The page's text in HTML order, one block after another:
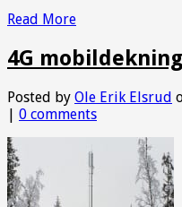
Read More
4G
Posted by Ole Erik Elsrud
| 0 comments